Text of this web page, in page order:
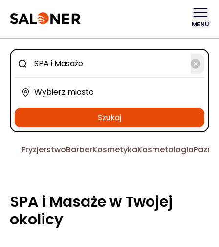
MENU
Szukaj
FryzjerstwoBarberKosmetykaKosmetologia
SPA i Masaże w Twojej
okolicy